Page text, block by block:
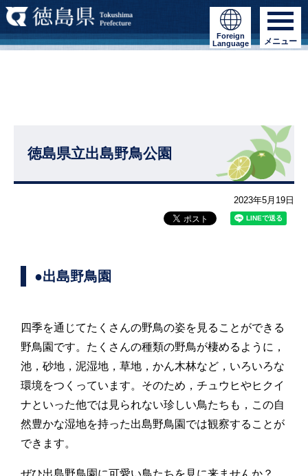
Foreign
Language
メニュー
徳島県立出島野鳥公園
2023年5月19日
●出島野鳥園
四季を通じてたくさんの野鳥の姿を見ることができる
野鳥園です。たくさんの種類の野鳥が棲めるように，
池，砂地，泥湿地，草地，かん木林など，いろいろな
環境をつくっています。そのため，チュウヒやヒクイ
ナといった他では見られない珍しい鳥たちも，この自
然豊かな湿地を持った出島野鳥園では観察することが
できます。
ぜひ出島野鳥園に可愛い鳥たちを見に来ませんか？